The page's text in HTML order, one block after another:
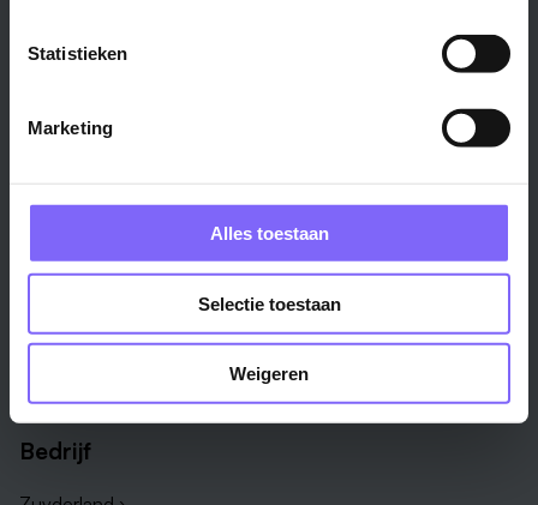
Statistieken
Marketing
Alles toestaan
Selectie toestaan
Weigeren
Weert ›
ICT ›
Onderwijsassistent ›
Alle functies ›
Bedrijf